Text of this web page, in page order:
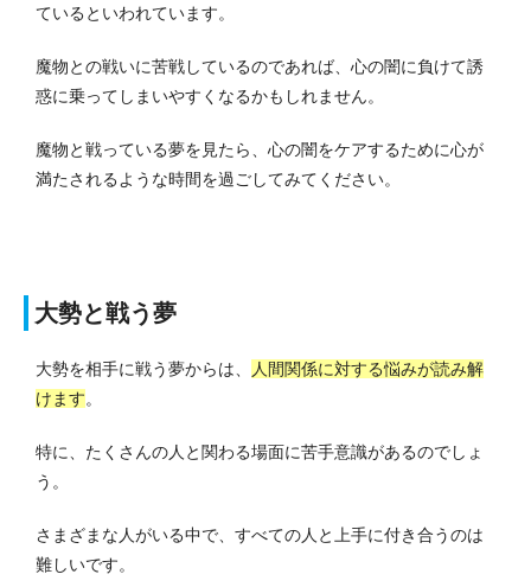
ているといわれています。
魔物との戦いに苦戦しているのであれば、心の闇に負けて誘
惑に乗ってしまいやすくなるかもしれません。
魔物と戦っている夢を見たら、心の闇をケアするために心が
満たされるような時間を過ごしてみてください。
大勢と戦う夢
大勢を相手に戦う夢からは、
人間関係に対する悩みが読み解
けます。
特に、たくさんの人と関わる場面に苦手意識があるのでしょ
う。
さまざまな人がいる中で、すべての人と上手に付き合うのは
難しいです。